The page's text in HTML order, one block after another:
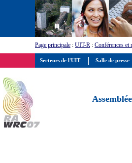
Page principale : UIT-R : Conférences et
Secteurs de l'UIT Salle de presse